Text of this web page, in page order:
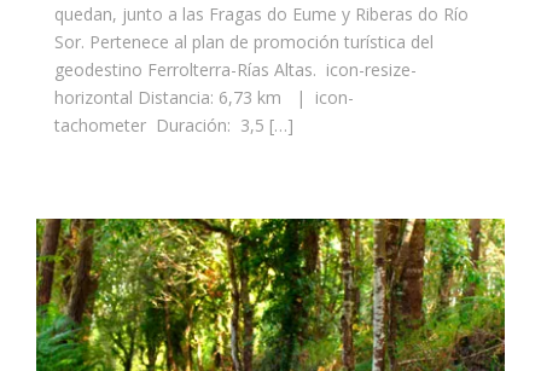
quedan, junto a las Fragas do Eume y Riberas do Río
Sor. Pertenece al plan de promoción turística del
geodestino Ferrolterra-Rías Altas. icon-resize-
horizontal Distancia: 6,73 km | icon-
tachometer Duración: 3,5 […]